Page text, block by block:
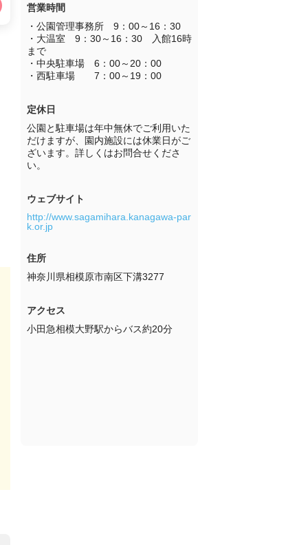
営業時間
・公園管理事務所　9：00～16：30
・大温室　9：30～16：30　入館16時
まで
・中央駐車場　6：00～20：00
・西駐車場　　7：00～19：00
定休日
公園と駐車場は年中無休でご利用いた
だけますが、園内施設には休業日がご
ざいます。詳しくはお問合せくださ
い。
ウェブサイト
http://www.sagamihara.kanagawa-par
k.or.jp
住所
神奈川県相模原市南区下溝3277
アクセス
小田急相模大野駅からバス約20分